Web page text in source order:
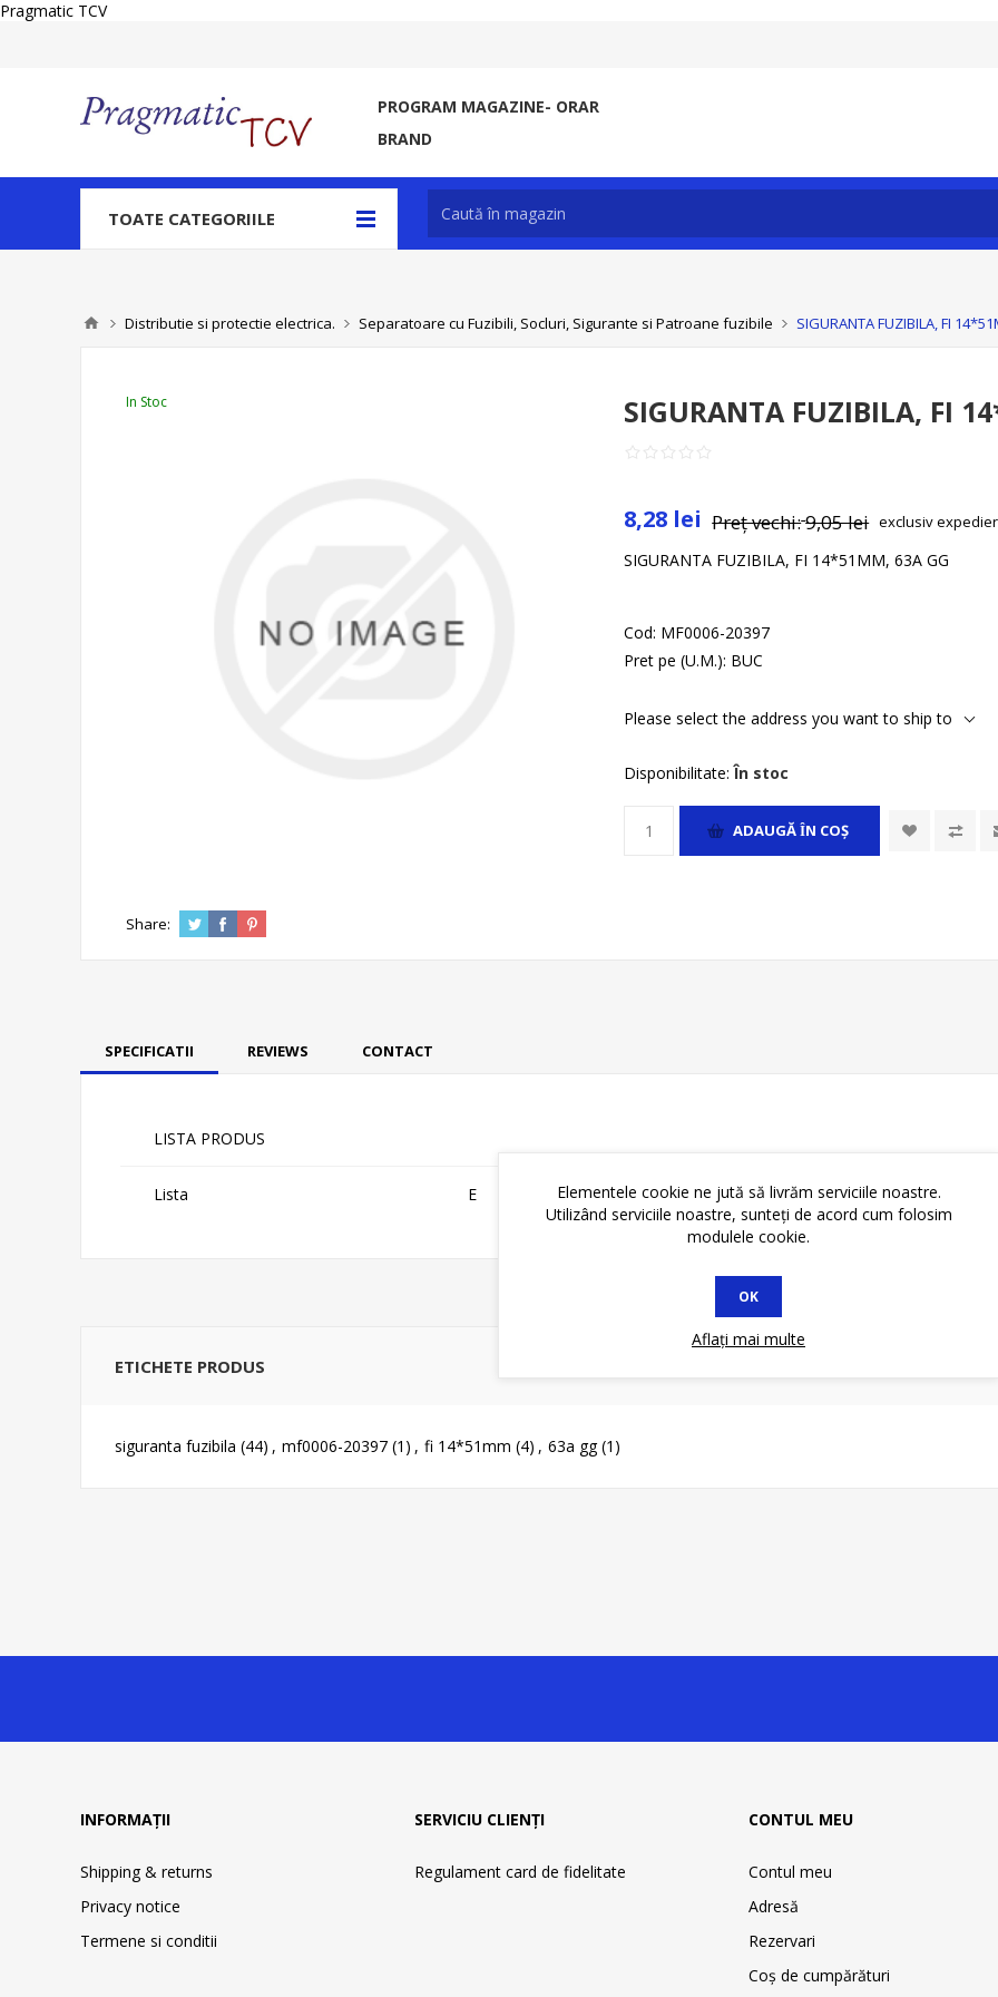
Pragmatic TCV
PROGRAM MAGAZINE- ORAR
BRAND
TOATE CATEGORIILE
Distributie si protectie electrica. Separatoare cu Fuzibili, Socluri, Sigurante si Patroane fuzibile SIGURANTA FUZIBILA, FI
In Stoc SIGURANTA FUZIBILA, FI
8,28 lei Preț vechi:9,05 lei exclusiv
SIGURANTA FUZIBILA, FI 14*51MM, 63A GG
Cod: MF0006-20397
Pret pe (U.M.): BUC
Please select the address you want to ship to
Disponibilitate: În stoc
ADAUGĂ ȊN COŞ
Share:
SPECIFICATII REVIEWS CONTACT
LISTA PRODUS
Lista E
ETICHETE PRODUS
siguranta fuzibila (44) , mf0006-20397 (1) , fi 14*51mm (4) , 63a gg (1)
INFORMAȚII
Shipping & returns
Privacy notice
Termene si conditii
SERVICIU CLIENȚI
Regulament card de fidelitate
CONTUL MEU
Contul meu
Adresă
Rezervari
Coş de cumpărături
Elementele cookie ne jută să livrăm serviciile noastre.
Utilizând serviciile noastre, sunteți de acord cum folosim
modulele cookie.
OK
Aflați mai multe